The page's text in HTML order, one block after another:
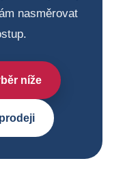
nasměrovat
níže